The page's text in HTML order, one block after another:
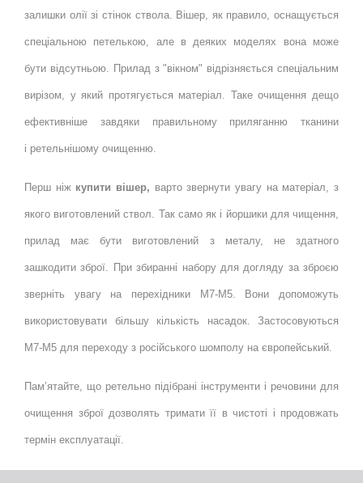
залишки олії зі стінок ствола. Вішер, як правило, оснащується
спеціальною петелькою, але в деяких моделях вона може
бути відсутньою. Прилад з "вікном" відрізняється спеціальним
вирізом, у який протягується матеріал. Таке очищення дещо
ефективніше завдяки правильному приляганню тканини
і ретельнішому очищенню.
Перш ніж купити вішер, варто звернути увагу на матеріал, з
якого виготовлений ствол. Так само як і йоршики для чищення,
прилад має бути виготовлений з металу, не здатного
зашкодити зброї. При збиранні набору для догляду за зброєю
зверніть увагу на перехідники М7-М5. Вони допоможуть
використовувати більшу кількість насадок. Застосовуються
М7-М5 для переходу з російського шомполу на європейський.
Пам’ятайте, що ретельно підібрані інструменти і речовини для
очищення зброї дозволять тримати її в чистоті і продовжать
термін експлуатації.